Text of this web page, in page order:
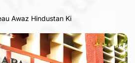
Awaz Hindustan Ki